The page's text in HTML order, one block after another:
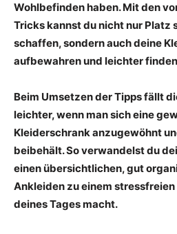
Wohlbefinden haben. Mit den
Tricks kannst du nicht nur Platz
schaffen, sondern auch deine
aufbewahren und leichter
Beim Umsetzen der Tipps fällt
leichter, wenn man sich eine
Kleiderschrank anzugewöhnt
beibehält. So verwandelst du
einen übersichtlichen, gut
Ankleiden zu einem
deines Tages macht.